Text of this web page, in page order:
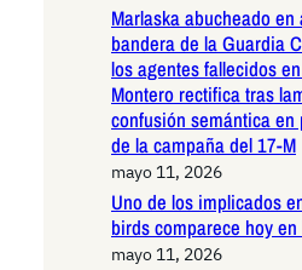
Marlaska abucheado
bandera de la Guardia
los agentes fallecidos
Montero rectifica tras
confusión semántica
de la campaña del 17-M
mayo 11, 2026
Uno de los implicados
birds comparece hoy
mayo 11, 2026